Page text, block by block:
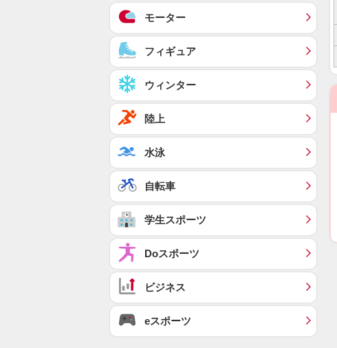
モーター
フィギュア
ウィンター
陸上
水泳
自転車
学生スポーツ
Doスポーツ
ビジネス
eスポーツ